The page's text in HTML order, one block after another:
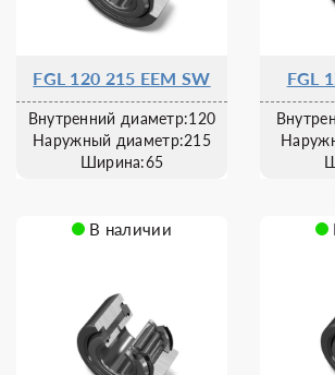
FGL 120 215 EEM SW
Внутренний диаметр:120
Наружный диаметр:215
Ширина:65
FGL
В наличии